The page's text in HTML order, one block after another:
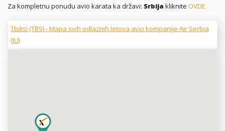
Za kompletnu ponudu avio karata ka državi: Srbija kliknite OVDE
Tbilisi (TBS) - Mapa svih odlaznih letova avio kompanije Air Serbia
(JU)